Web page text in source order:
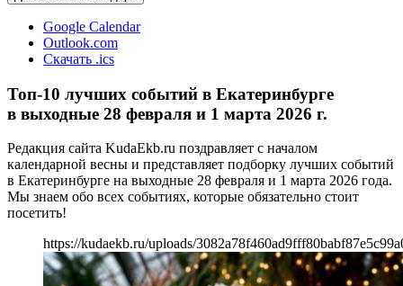
Google Calendar
Outlook.com
Скачать .ics
Топ-10 лучших событий в Екатеринбурге
в выходные 28 февраля и 1 марта 2026 г.
Редакция сайта KudaEkb.ru поздравляет с началом
календарной весны и представляет подборку лучших событий
в Екатеринбурге на выходные 28 февраля и 1 марта 2026 года.
Мы знаем обо всех событиях, которые обязательно стоит
посетить!
https://kudaekb.ru/uploads/